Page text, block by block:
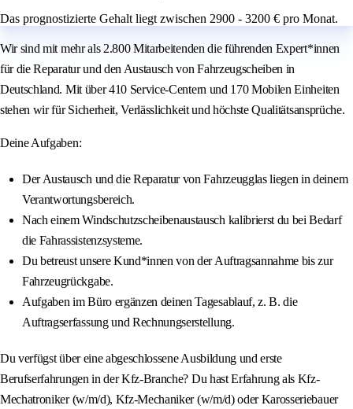
Das prognostizierte Gehalt liegt zwischen 2900 - 3200 € pro Monat.
Wir sind mit mehr als 2.800 Mitarbeitenden die führenden Expert*innen
für die Reparatur und den Austausch von Fahrzeugscheiben in
Deutschland. Mit über 410 Service-Centern und 170 Mobilen Einheiten
stehen wir für Sicherheit, Verlässlichkeit und höchste Qualitätsansprüche.
Deine Aufgaben:
Der Austausch und die Reparatur von Fahrzeugglas liegen in deinem
Verantwortungsbereich.
Nach einem Windschutzscheibenaustausch kalibrierst du bei Bedarf
die Fahrassistenzsysteme.
Du betreust unsere Kund*innen von der Auftragsannahme bis zur
Fahrzeugrückgabe.
Aufgaben im Büro ergänzen deinen Tagesablauf, z. B. die
Auftragserfassung und Rechnungserstellung.
Du verfügst über eine abgeschlossene Ausbildung und erste
Berufserfahrungen in der Kfz-Branche? Du hast Erfahrung als Kfz-
Mechatroniker (w/m/d), Kfz-Mechaniker (w/m/d) oder Karosseriebauer